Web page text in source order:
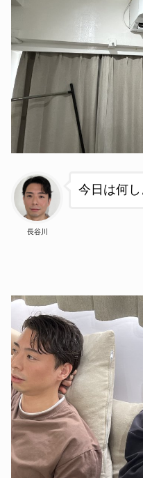
長谷川
今日は何し